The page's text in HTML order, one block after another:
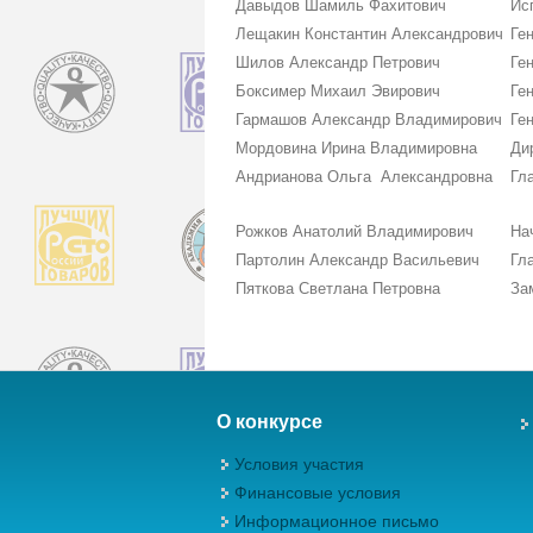
Давыдов Шамиль Фахитович
Лещакин Константин Александрович
Шилов Александр Петрович
Боксимер Михаил Эвирович
Гармашов Александр Владимирович
Мордовина Ирина Владимировна
Андрианова Ольга Александровна
Рожков Анатолий Владимирович
Партолин Александр Васильевич
Пяткова Светлана Петровна
О конкурсе
Условия участия
Финансовые условия
Информационное письмо